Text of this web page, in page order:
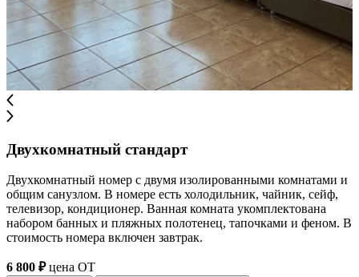
Двухкомнатный стандарт
Двухкомнатный номер с двумя изолированными комнатами и
общим санузлом. В номере есть холодильник, чайник, сейф,
телевизор, кондиционер. Ванная комната укомплектована
набором банных и пляжных полотенец, тапочками и феном. В
стоимость номера включен завтрак.
6 800 ₽цена ОТ